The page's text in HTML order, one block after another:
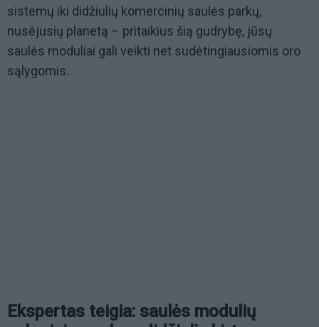
sistemų iki didžiulių komercinių saulės parkų,
nusėjusių planetą – pritaikius šią gudrybę, jūsų
saulės moduliai gali veikti net sudėtingiausiomis oro
sąlygomis.
Ekspertas teigia: saulės modulių